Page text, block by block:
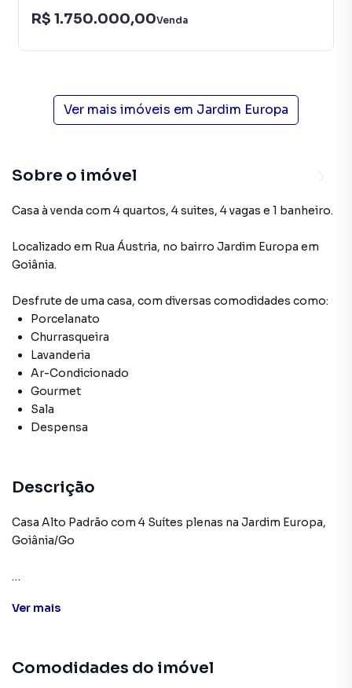
R$ 1.750.000,00Venda
Ver mais imóveis em Jardim Europa
Sobre o imóvel
Casa à venda com 4 quartos, 4 suites, 4 vagas e 1 banheiro.
Localizado em Rua Áustria, no bairro Jardim Europa em
Goiânia.
Desfrute de uma casa, com diversas comodidades como:
Porcelanato
Churrasqueira
Lavanderia
Ar-Condicionado
Gourmet
Sala
Despensa
Descrição
‎Casa Alto Padrão com 4 Suítes plenas na Jardim Europa,
Goiânia/Go
*Valor: R$ 1.800.000,00*
✅ Área do terreno: 377,50m2
Ver mais
Comodidades do imóvel